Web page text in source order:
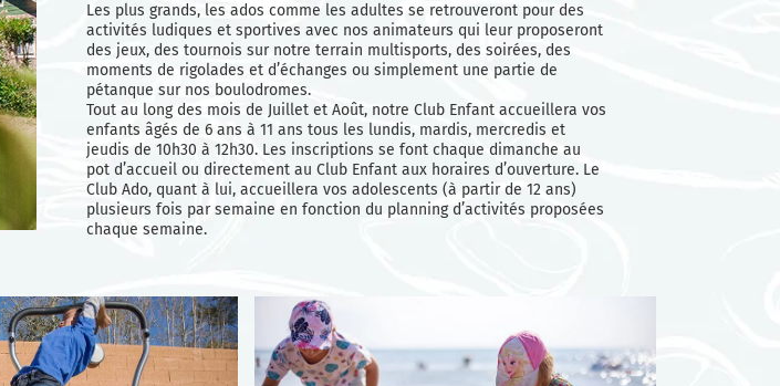
Les plus grands, les ados comme les adultes se retrouveront pour des
activités ludiques et sportives avec nos animateurs qui leur proposeront
des jeux, des tournois sur notre terrain multisports, des soirées, des
moments de rigolades et d’échanges ou simplement une partie de
pétanque sur nos boulodromes.
Tout au long des mois de Juillet et Août, notre Club Enfant accueillera vos
enfants âgés de 6 ans à 11 ans tous les lundis, mardis, mercredis et
jeudis de 10h30 à 12h30. Les inscriptions se font chaque dimanche au
pot d’accueil ou directement au Club Enfant aux horaires d’ouverture. Le
Club Ado, quant à lui, accueillera vos adolescents (à partir de 12 ans)
plusieurs fois par semaine en fonction du planning d’activités proposées
chaque semaine.